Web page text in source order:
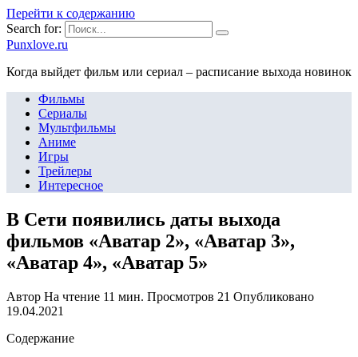
Перейти к содержанию
Search for:
Punxlove.ru
Когда выйдет фильм или сериал – расписание выхода новинок
Фильмы
Сериалы
Мультфильмы
Аниме
Игры
Трейлеры
Интересное
В Сети появились даты выхода
фильмов «Аватар 2», «Аватар 3»,
«Аватар 4», «Аватар 5»
Автор На чтение 11 мин. Просмотров 21 Опубликовано
19.04.2021
Содержание